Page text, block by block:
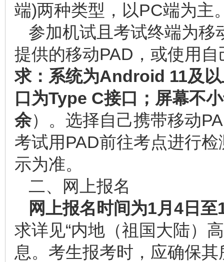
端)两种类型，以PC端为主
参加机试且考试终端为移
提供的移动PAD，或使用
求：系统为Android 11及
口为Type C接口；屏幕不
余）。选择自己携带移动
考试用PAD前往考点进行
示为准。
二、网上报名
网上报名时间为1月 4 日至
求详见“内地（祖国大陆）
息。考生报考时，应确保